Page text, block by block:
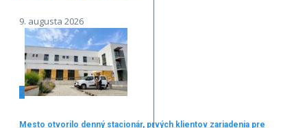
9. augusta 2026
2
Mesto otvorilo denný stacionár, prvých klientov zariadenia pre